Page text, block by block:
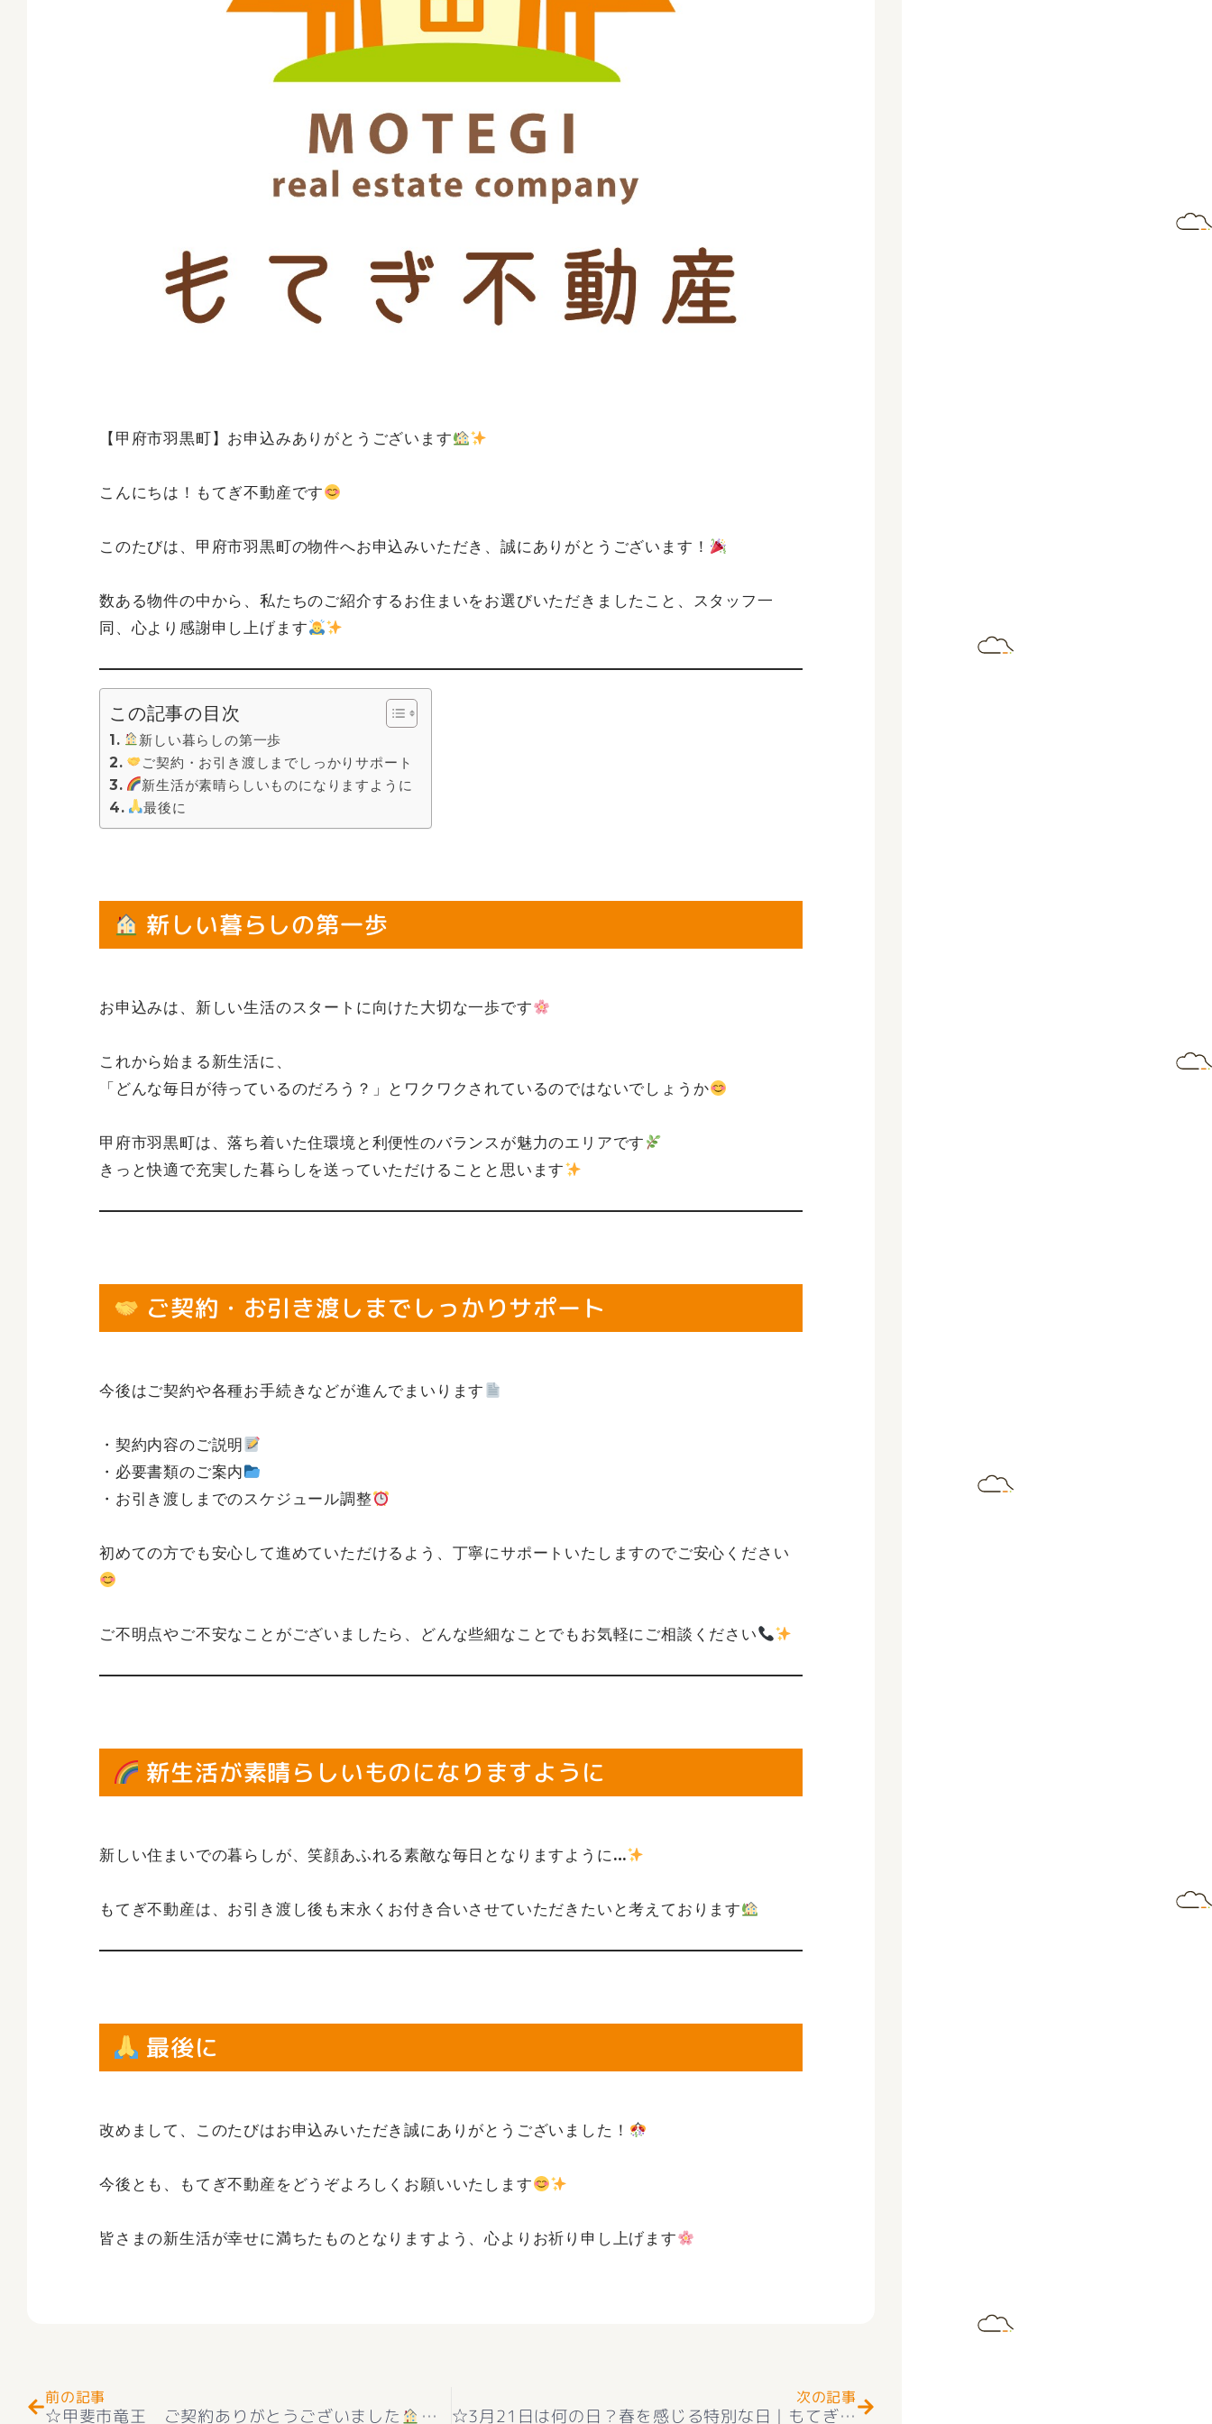
【甲府市羽黒町】お申込みありがとうございます
こんにちは！もてぎ不動産です
このたびは、甲府市羽黒町の物件へお申込みいただき、誠にありがとうございます！
数ある物件の中から、私たちのご紹介するお住まいをお選びいただきましたこと、スタッフ一
同、心より感謝申し上げます
この記事の目次
新しい暮らしの第一歩
ご契約・お引き渡しまでしっかりサポート
新生活が素晴らしいものになりますように
最後に
新しい暮らしの第一歩
お申込みは、新しい生活のスタートに向けた大切な一歩です
これから始まる新生活に、
「どんな毎日が待っているのだろう？」とワクワクされているのではないでしょうか
甲府市羽黒町は、落ち着いた住環境と利便性のバランスが魅力のエリアです
きっと快適で充実した暮らしを送っていただけることと思います
ご契約・お引き渡しまでしっかりサポート
今後はご契約や各種お手続きなどが進んでまいります
・契約内容のご説明
・必要書類のご案内
・お引き渡しまでのスケジュール調整
初めての方でも安心して進めていただけるよう、丁寧にサポートいたしますのでご安心ください
ご不明点やご不安なことがございましたら、どんな些細なことでもお気軽にご相談ください
新生活が素晴らしいものになりますように
新しい住まいでの暮らしが、笑顔あふれる素敵な毎日となりますように…
もてぎ不動産は、お引き渡し後も末永くお付き合いさせていただきたいと考えております
最後に
改めまして、このたびはお申込みいただき誠にありがとうございました！
今後とも、もてぎ不動産をどうぞよろしくお願いいたします
皆さまの新生活が幸せに満ちたものとなりますよう、心よりお祈り申し上げます
前の記事
☆甲斐市竜王 ご契約ありがとうございました もてぎ不動産です☆
次の記事
☆3月21日は何の日？春を感じる特別な日｜もてぎ不動産ブログ☺☆